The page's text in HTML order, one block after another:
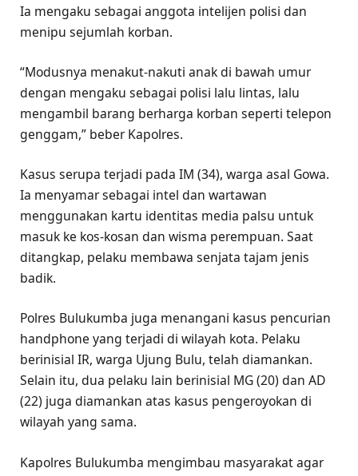
Ia mengaku sebagai anggota intelijen polisi dan
menipu sejumlah korban.
“Modusnya menakut-nakuti anak di bawah umur
dengan mengaku sebagai polisi lalu lintas, lalu
mengambil barang berharga korban seperti telepon
genggam,” beber Kapolres.
Kasus serupa terjadi pada IM (34), warga asal Gowa.
Ia menyamar sebagai intel dan wartawan
menggunakan kartu identitas media palsu untuk
masuk ke kos-kosan dan wisma perempuan. Saat
ditangkap, pelaku membawa senjata tajam jenis
badik.
Polres Bulukumba juga menangani kasus pencurian
handphone yang terjadi di wilayah kota. Pelaku
berinisial IR, warga Ujung Bulu, telah diamankan.
Selain itu, dua pelaku lain berinisial MG (20) dan AD
(22) juga diamankan atas kasus pengeroyokan di
wilayah yang sama.
Kapolres Bulukumba mengimbau masyarakat agar